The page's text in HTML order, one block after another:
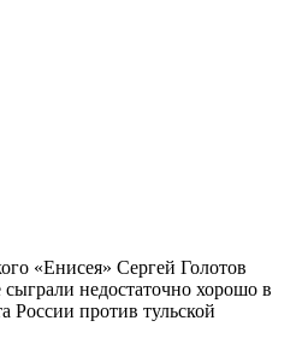
«Енисея» Сергей Голотов
недостаточно хорошо в
России против тульской